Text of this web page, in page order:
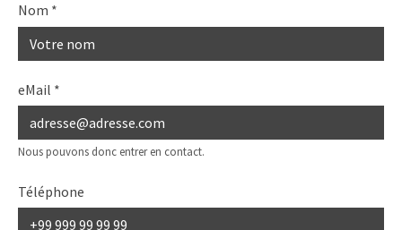
Nom *
eMail *
Nous pouvons donc entrer en contact.
Téléphone